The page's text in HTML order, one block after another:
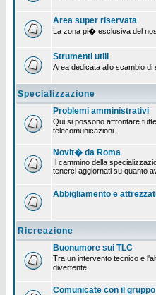
Area super riservata
La zona pi� esclusiva del
Strumenti utili
Area dedicata allo scambio
Specializzazione
Problemi amministrativi
Qui si possono affrontare
telecomunicazioni.
Novit� da Roma
Il cammino della
tenerci aggiornati su quanto
Abbigliamento e
Ricreazione
Buonumore sui TLC
Tra un intervento tecnico e
divertente.
Comunicate con il gruppo